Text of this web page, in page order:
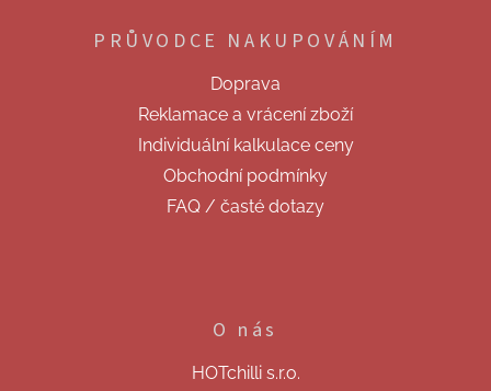
PRŮVODCE NAKUPOVÁNÍM
Doprava
Reklamace a vrácení zboží
Individuální kalkulace ceny
Obchodní podmínky
FAQ / časté dotazy
O nás
HOTchilli s.r.o.